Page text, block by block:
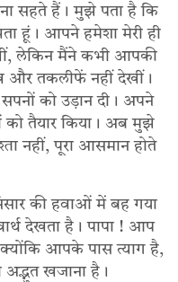
सहते हैं। मुझे पता है कि
हूं। आपने हमेशा मेरी ही
लेकिन मैंने कभी आपकी
और तकलीफें नहीं देखीं।
को उड़ान दी। अपने
तैयार किया। अब मुझे
नहीं, पूरा आसमान होते
की हवाओं में बह गया
देखता है। पापा ! आप
आपके पास त्याग है,
अद्भुत खजाना है।